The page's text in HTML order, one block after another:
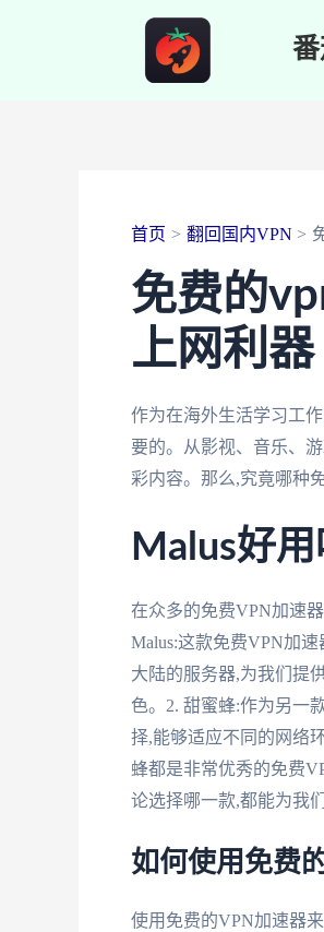
番
首页 翻回国内VPN
免费的
上网利器
作为在海外生活学习工
要的。从影视、音乐、
彩内容。那么,究竟哪种
Malus好
在众多的免费VPN加速
Malus:这款免费VPN加
大陆的服务器,为我们提
色。2. 甜蜜蜂:作为另一
择,能够适应不同的网络
蜂都是非常优秀的免费
论选择哪一款,都能为我
如何使用免费
使用免费的VPN加速器